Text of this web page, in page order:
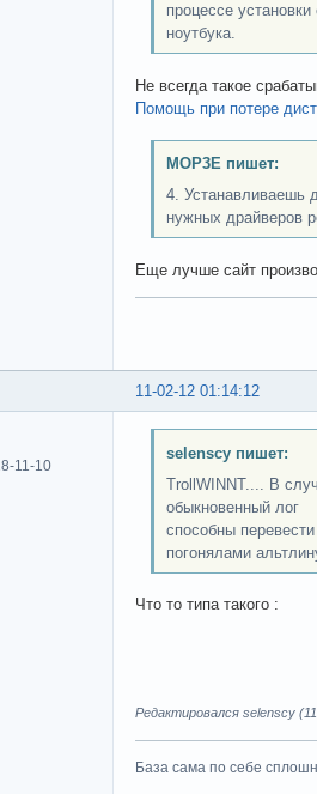
процессе
ноутбука.
Не всегда такое
Помощь при потере
MOP3E пишет:
4. Устанавливаешь
нужных драйверов
Еще лучше сайт
11-02-12 01:14:12
11-10
selenscy пишет:
TrollWINNT.... В
обыкновенный лог
способны
погонялами
Что то типа такого :
Редактировался selenscy
База сама по себе